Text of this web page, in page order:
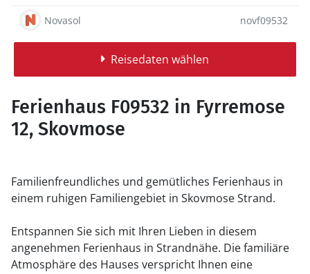
Novasol novf09532
Reisedaten wählen
Ferienhaus F09532 in Fyrremose
12, Skovmose
Familienfreundliches und gemütliches Ferienhaus in
einem ruhigen Familiengebiet in Skovmose Strand.
Entspannen Sie sich mit Ihren Lieben in diesem
angenehmen Ferienhaus in Strandnähe. Die familiäre
Atmosphäre des Hauses verspricht Ihnen eine